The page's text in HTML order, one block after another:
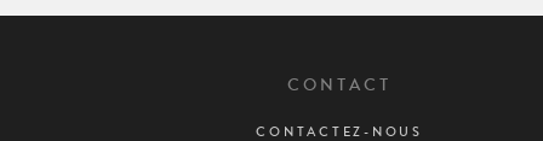
CONTACT
CONTACTEZ-NOUS